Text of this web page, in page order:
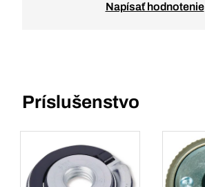
Napísať hodnotenie
Príslušenstvo